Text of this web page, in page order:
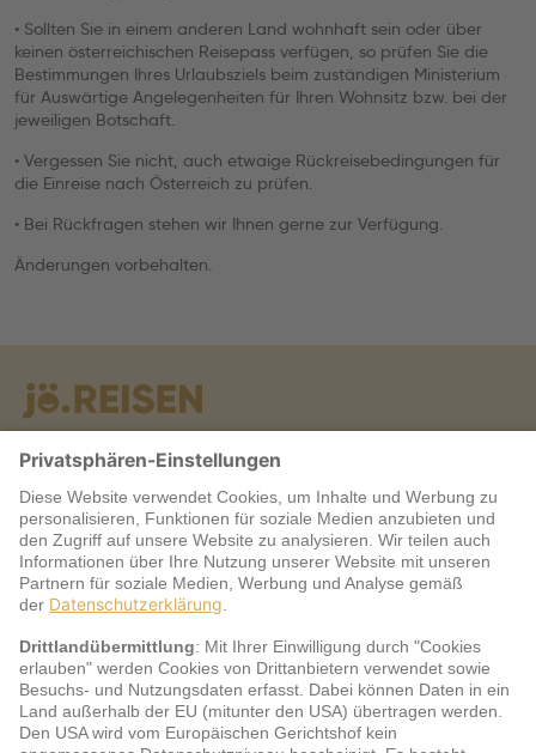
• Sollten Sie in einem anderen Land wohnhaft sein oder über
keinen österreichischen Reisepass verfügen, so prüfen Sie die
Bestimmungen Ihres Urlaubsziels beim zuständigen Ministerium
für Auswärtige Angelegenheiten für Ihren Wohnsitz bzw. bei der
jeweiligen Botschaft.
• Vergessen Sie nicht, auch etwaige Rückreisebedingungen für
die Einreise nach Österreich zu prüfen.
• Bei Rückfragen stehen wir Ihnen gerne zur Verfügung.
Änderungen vorbehalten.
Warum jö?
Service
jö Bonus Club Partner